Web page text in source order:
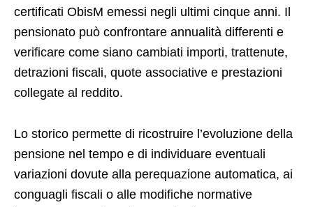
certificati ObisM emessi negli ultimi cinque anni. Il
pensionato può confrontare annualità differenti e
verificare come siano cambiati importi, trattenute,
detrazioni fiscali, quote associative e prestazioni
collegate al reddito.
Lo storico permette di ricostruire l’evoluzione della
pensione nel tempo e di individuare eventuali
variazioni dovute alla perequazione automatica, ai
conguagli fiscali o alle modifiche normative